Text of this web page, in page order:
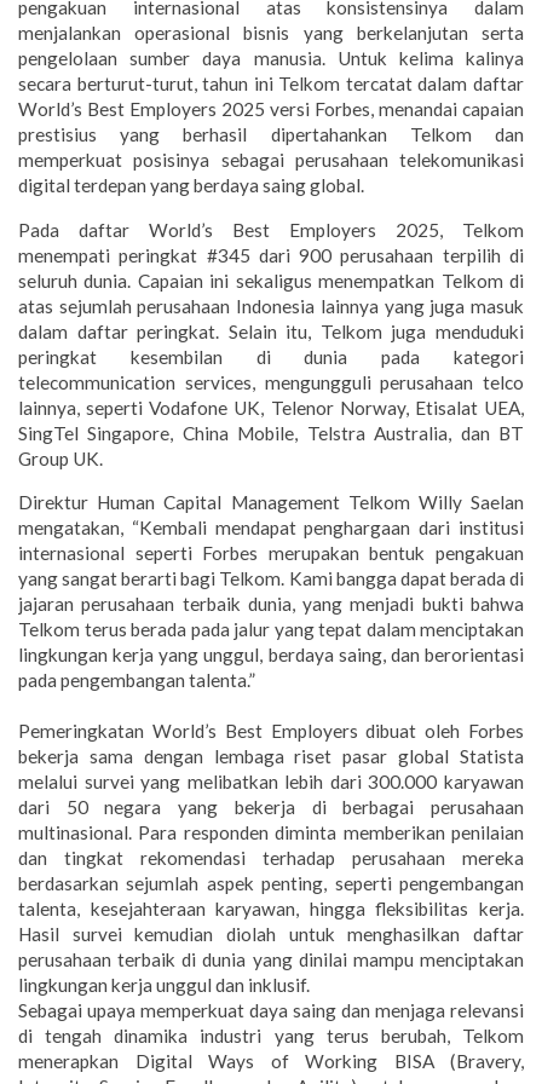
pengakuan internasional atas konsistensinya dalam
menjalankan operasional bisnis yang berkelanjutan serta
pengelolaan sumber daya manusia. Untuk kelima kalinya
secara berturut-turut, tahun ini Telkom tercatat dalam daftar
World’s Best Employers 2025 versi Forbes, menandai capaian
prestisius yang berhasil dipertahankan Telkom dan
memperkuat posisinya sebagai perusahaan telekomunikasi
digital terdepan yang berdaya saing global.
Pada daftar World’s Best Employers 2025, Telkom
menempati peringkat #345 dari 900 perusahaan terpilih di
seluruh dunia. Capaian ini sekaligus menempatkan Telkom di
atas sejumlah perusahaan Indonesia lainnya yang juga masuk
dalam daftar peringkat. Selain itu, Telkom juga menduduki
peringkat kesembilan di dunia pada kategori
telecommunication services, mengungguli perusahaan telco
lainnya, seperti Vodafone UK, Telenor Norway, Etisalat UEA,
SingTel Singapore, China Mobile, Telstra Australia, dan BT
Group UK.
Direktur Human Capital Management Telkom Willy Saelan
mengatakan, “Kembali mendapat penghargaan dari institusi
internasional seperti Forbes merupakan bentuk pengakuan
yang sangat berarti bagi Telkom. Kami bangga dapat berada di
jajaran perusahaan terbaik dunia, yang menjadi bukti bahwa
Telkom terus berada pada jalur yang tepat dalam menciptakan
lingkungan kerja yang unggul, berdaya saing, dan berorientasi
pada pengembangan talenta.”
Pemeringkatan World’s Best Employers dibuat oleh Forbes
bekerja sama dengan lembaga riset pasar global Statista
melalui survei yang melibatkan lebih dari 300.000 karyawan
dari 50 negara yang bekerja di berbagai perusahaan
multinasional. Para responden diminta memberikan penilaian
dan tingkat rekomendasi terhadap perusahaan mereka
berdasarkan sejumlah aspek penting, seperti pengembangan
talenta, kesejahteraan karyawan, hingga fleksibilitas kerja.
Hasil survei kemudian diolah untuk menghasilkan daftar
perusahaan terbaik di dunia yang dinilai mampu menciptakan
lingkungan kerja unggul dan inklusif.
Sebagai upaya memperkuat daya saing dan menjaga relevansi
di tengah dinamika industri yang terus berubah, Telkom
menerapkan Digital Ways of Working BISA (Bravery,